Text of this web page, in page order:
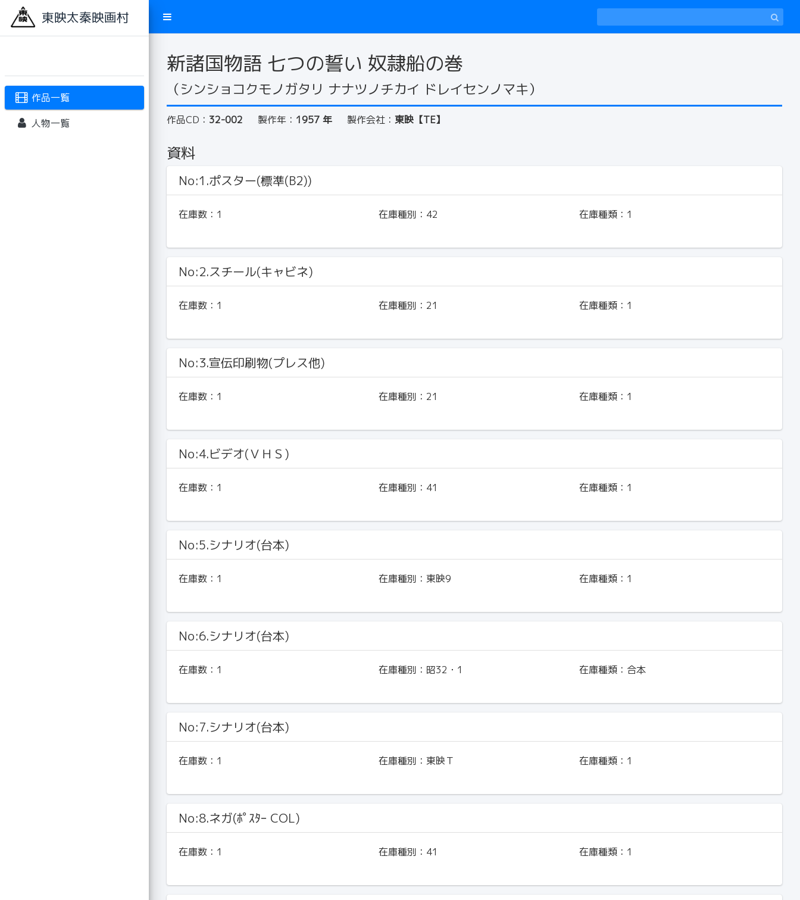
東映太秦映画村
作品一覧
人物一覧
新諸国物語 七つの誓い 奴隷船の巻
（シンショコクモノガタリ ナナツノチカイ ドレイセンノマキ）
作品CD： 32-002 製作年： 1957 年 製作会社： 東映【TE】
資料
No:1.ポスター(標準(B2))
在庫数： 1 在庫種別： 42 在庫種類： 1
No:2.スチール(キャビネ)
在庫数： 1 在庫種別： 21 在庫種類： 1
No:3.宣伝印刷物(プレス他)
在庫数： 1 在庫種別： 21 在庫種類： 1
No:4.ビデオ(ＶＨＳ)
在庫数： 1 在庫種別： 41 在庫種類： 1
No:5.シナリオ(台本)
在庫数： 1 在庫種別：東映9 在庫種類： 1
No:6.シナリオ(台本)
在庫数： 1 在庫種別： 昭32・1 在庫種類： 合本
No:7.シナリオ(台本)
在庫数： 1 在庫種別：東映Ｔ 在庫種類： 1
No:8.ネガ(ﾎﾟｽﾀｰ COL)
在庫数： 1 在庫種別： 41 在庫種類： 1